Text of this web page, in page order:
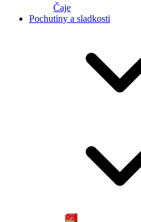
Čaje
Pochutiny a sladkosti